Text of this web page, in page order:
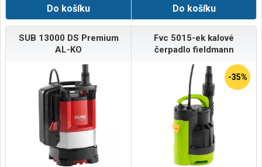
Do košíku
Do košíku
SUB 13000 DS Premium
AL-KO
Fvc 5015-ek kalové
čerpadlo fieldmann
-35%